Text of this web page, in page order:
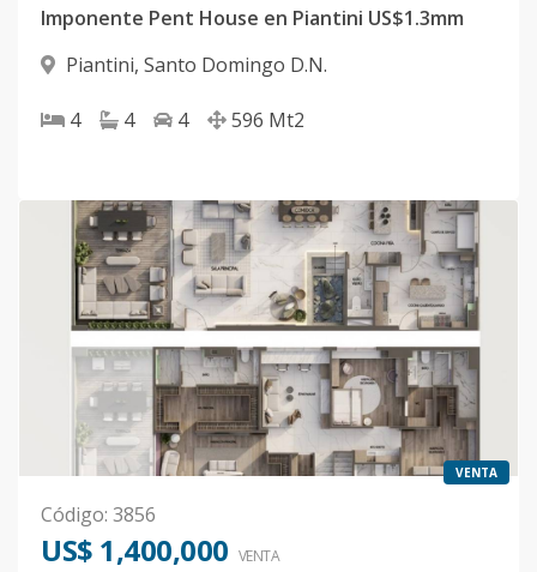
Imponente Pent House en Piantini US$1.3mm
Piantini, Santo Domingo D.N.
4 4 4 596 Mt2
VENTA
Código: 3856
US$ 1,400,000 VENTA